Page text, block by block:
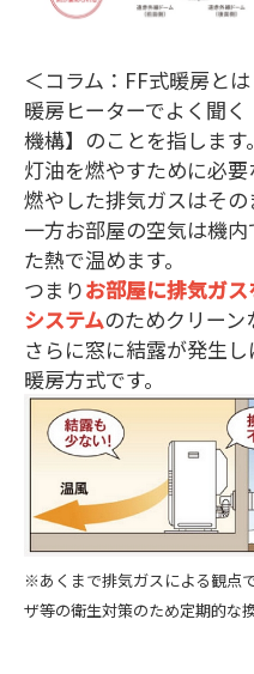
＜コラム：FF式暖房と
暖房ヒーターでよく聞
機構】のことを指します。
灯油を燃やすために必
燃やした排気ガスはその
一方お部屋の空気は機
た熱で温めます。
つまりお部屋に排気ガ
システムのためクリーン
さらに窓に結露が発生
暖房方式です。
※あくまで排気ガスによる観点
ザ等の衛生対策のため定期的な